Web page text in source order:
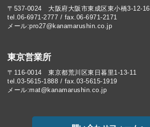
〒537-0024 大阪府大阪市東成区東小橋3-12-16
tel.06-6971-2777 / fax.06-6971-2171
メール:pro27@kanamarushin.co.jp​
東京営業所
〒116-0014 東京都荒川区東日暮里1-13-11
tel.03-5615-1888 / fax.03-5615-1919
メール:mat@kanamarushin.co.jp